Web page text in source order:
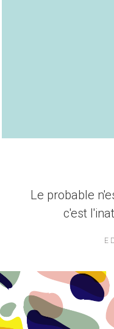
Le probable
c'est